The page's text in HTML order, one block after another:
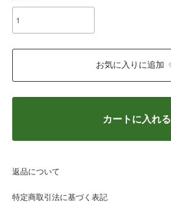
お気に入りに追加
カートに入れる
返品について
特定商取引法に基づく表記